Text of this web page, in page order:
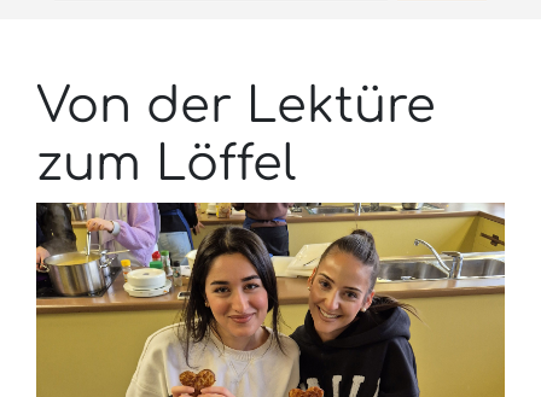
Von der Lektüre
zum Löffel